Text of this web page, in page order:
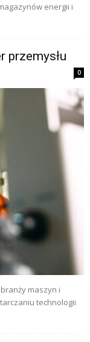
energii i
przemysłu
0
maszyn i
technologii